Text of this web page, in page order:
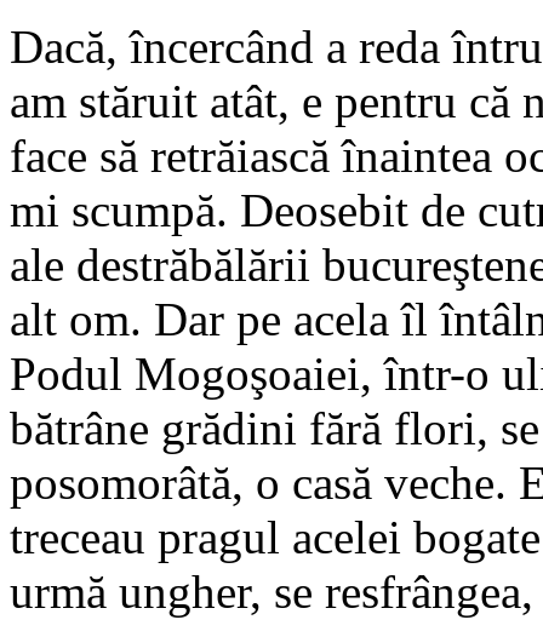
Dacă, încercând a reda
am stăruit atât, e pentru că
face să retrăiască înaintea
mi scumpă. Deosebit de
ale destrăbălării
alt om. Dar pe acela îl
Podul Mogoşoaiei, într-o
bătrâne grădini fără flori,
posomorâtă, o casă
treceau pragul acelei
urmă ungher, se